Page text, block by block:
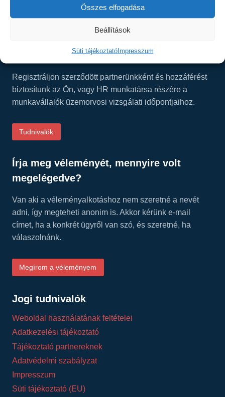
Összes elfogadása
Beállítások
Süti tájékoztatóImpresszum
facebook.com/visinside/
Üzemorvosi szolgálat cégek részére
Regisztráljon szerződött partnerünkként és hozzáférést
biztosítunk az Ön, vagy HR munkatársa részére a
munkavállalók üzemorvosi vizsgálati időpontjaihoz.
Tudnivalók
Írja meg véleményét, mennyire volt
megelégedve?
Van aki a véleményalkotáshoz nem szeretné a nevét
adni, így megteheti anonim is. Akkor kérünk e-mail
címet, ha a konkrét ügyről van szó, és szeretné, ha
válaszolnánk.
Megírom a véleményem
Jogi tudnivalók
Weboldal használatának feltételei
Adatkezelési tájékoztató
Tájékoztató partnereknek
Adatvédelmi szabályzat
Impresszum
Süti tájékoztató (EU)